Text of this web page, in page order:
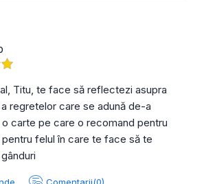
Titu, te face să reflectezi asupra
regretelor care se adună de-a
o carte pe care o recomand pentru
felul în care te face să te